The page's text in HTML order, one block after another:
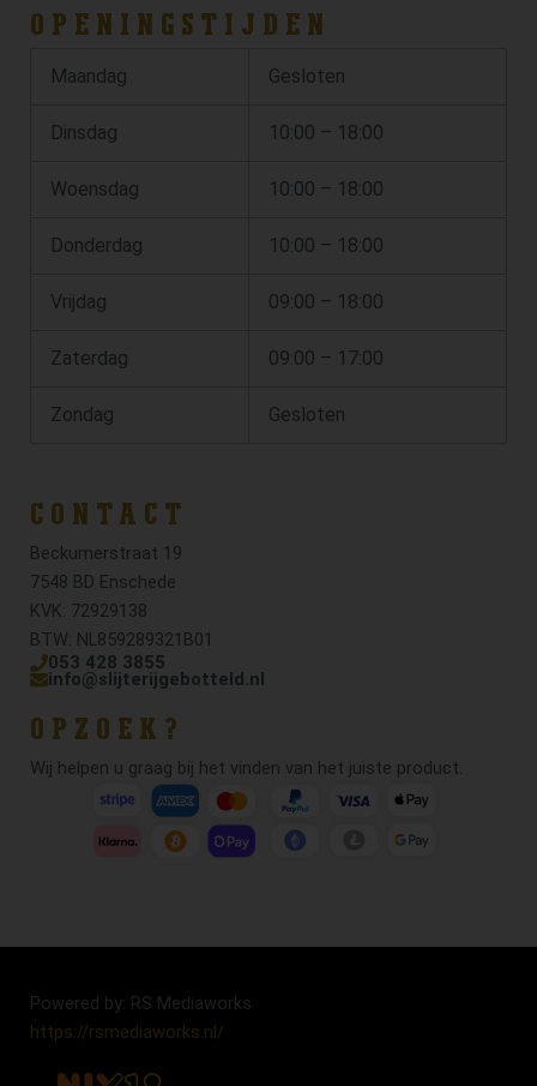
OPENINGSTIJDEN
Maandag Gesloten
Dinsdag 10:00 – 18:00
Woensdag 10:00 – 18:00
Donderdag 10:00 – 18:00
Vrijdag 09:00 – 18:00
Zaterdag 09:00 – 17:00
Zondag Gesloten
CONTACT
Beckumerstraat 19
7548 BD Enschede
KVK: 72929138
BTW: NL859289321B01
053 428 3855
info@slijterijgebotteld.nl
OPZOEK?
Wij helpen u graag bij het vinden van het juiste product.
Powered by: RS Mediaworks
https://rsmediaworks.nl/